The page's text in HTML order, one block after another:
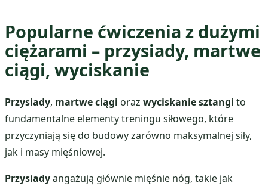
Popularne ćwiczenia z dużymi
ciężarami – przysiady, martwe
ciągi, wyciskanie
Przysiady, martwe ciągi oraz wyciskanie sztangi to
fundamentalne elementy treningu siłowego, które
przyczyniają się do budowy zarówno maksymalnej siły,
jak i masy mięśniowej.
Przysiadyangażują głównie mięśnie nóg, takie jak